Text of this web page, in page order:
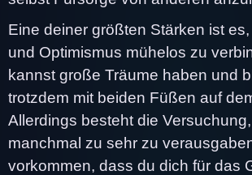
Eine deiner größten Stärken ist
und Optimismus mühelos zu
kannst große Träume haben und
trotzdem mit beiden Füßen auf
Allerdings besteht die
manchmal zu sehr zu
vorkommen, dass du dich für das